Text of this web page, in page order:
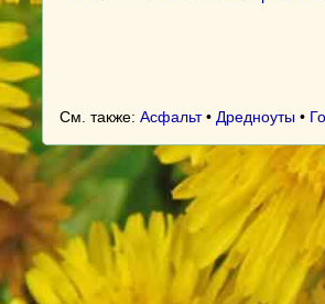
См. также: Асфальт• Дредноуты •